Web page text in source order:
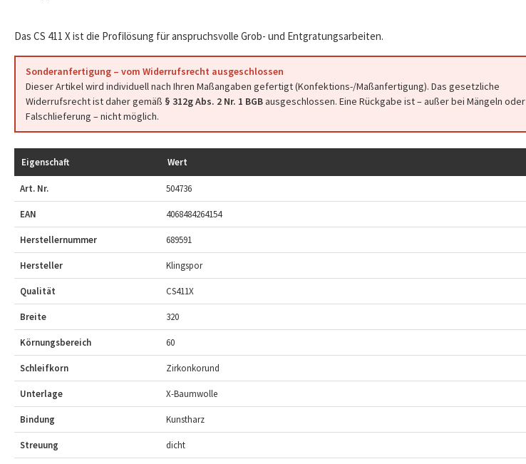
Das CS 411 X ist die Profilösung für anspruchsvolle Grob- und Entgratungsarbeiten.
Sonderanfertigung – vom Widerrufsrecht ausgeschlossen
Dieser Artikel wird individuell nach Ihren Maßangaben gefertigt (Konfektions-/Maßanfertigung). Das gesetzliche
Widerrufsrecht ist daher gemäß § 312g Abs. 2 Nr. 1 BGBausgeschlossen. Eine Rückgabe ist – außer bei Mängeln oder
Falschlieferung – nicht möglich.
Eigenschaft Wert
Art. Nr. 504736
EAN 4068484264154
Herstellernummer 689591
Hersteller Klingspor
Qualität CS411X
Breite 320
Körnungsbereich 60
Schleifkorn Zirkonkorund
Unterlage X-Baumwolle
Bindung Kunstharz
Streuung dicht